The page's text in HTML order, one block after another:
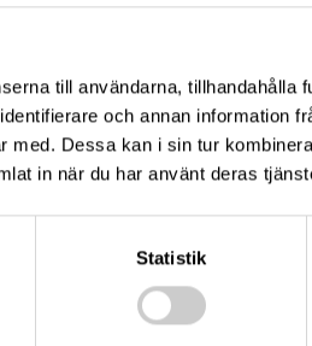
till användarna, tillhandahålla
och annan information
Dessa kan i sin tur
in när du har använt deras
Statistik
PLANERSKOPA S40